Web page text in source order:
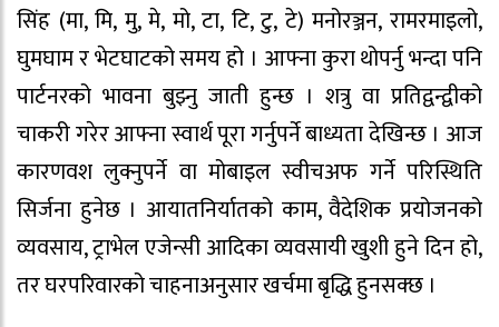
सिंह (मा, मि, मु, मे, मो, टा, टि, टु, टे) मनोरञ्जन, रामरमाइलो,
घुमघाम र भेटघाटको समय हो । आफ्ना कुरा थोपर्नु भन्दा पनि
पार्टनरको भावना बुझ्नु जाती हुन्छ । शत्रु वा प्रतिद्वन्द्वीको
चाकरी गरेर आफ्ना स्वार्थ पूरा गर्नुपर्ने बाध्यता देखिन्छ । आज
कारणवश लुक्नुपर्ने वा मोबाइल स्वीचअफ गर्ने परिस्थिति
सिर्जना हुनेछ । आयातनिर्यातको काम, वैदेशिक प्रयोजनको
व्यवसाय, ट्राभेल एजेन्सी आदिका व्यवसायी खुशी हुने दिन हो,
तर घरपरिवारको चाहनाअनुसार खर्चमा बृद्धि हुनसक्छ ।